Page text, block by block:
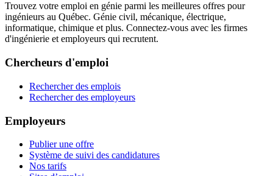
Trouvez votre emploi en génie parmi les meilleures offres pour
ingénieurs au Québec. Génie civil, mécanique, électrique,
informatique, chimique et plus. Connectez-vous avec les firmes
d'ingénierie et employeurs qui recrutent.
Chercheurs d'emploi
Rechercher des emplois
Rechercher des employeurs
Employeurs
Publier une offre
Système de suivi des candidatures
Nos tarifs